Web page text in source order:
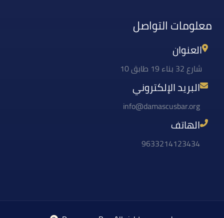
معلومات التواصل
العنوان
شارع 32 بناء 19 طابق 10
البريد الإلكتروني
info@damascusbar.org
الهاتف
9633214123434